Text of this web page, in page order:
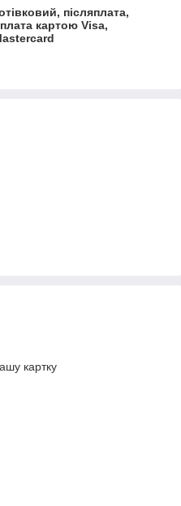
післяплата,
картою Visa,
картку